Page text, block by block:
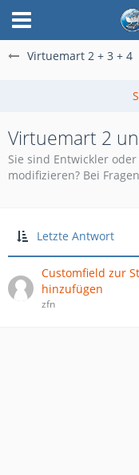
Virtuemart 2 + 3 + 4
Virtuemart 2
Sie sind Entwickler
modifizieren? Bei
Letzte Antwort
Customfield zur
hinzufügen
zfn